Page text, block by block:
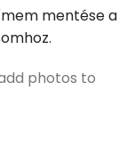
mentése a
photos to